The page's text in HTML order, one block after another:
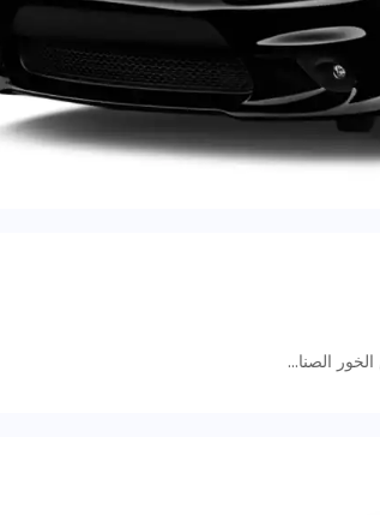
59C9+6HR - منطقة رأس الخور الصناعية - منطقة رأس الخور الصناعية - ٣ - دبي - الإمارات العربية المتحدة